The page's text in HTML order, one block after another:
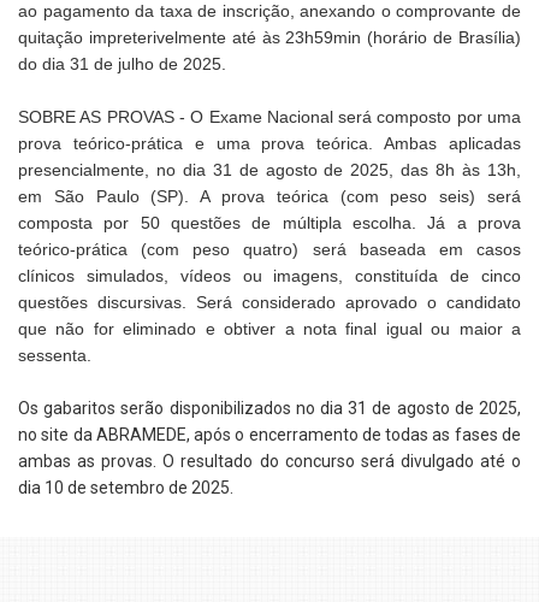
ao pagamento da taxa de inscrição, anexando o comprovante de
quitação impreterivelmente até às 23h59min (horário de Brasília)
do dia 31 de julho de 2025.
SOBRE AS PROVAS- O Exame Nacional será composto por uma
prova teórico-prática e uma prova teórica. Ambas aplicadas
presencialmente, no dia 31 de agosto de 2025, das 8h às 13h,
em São Paulo (SP). A prova teórica (com peso seis) será
composta por 50 questões de múltipla escolha. Já a prova
teórico-prática (com peso quatro) será baseada em casos
clínicos simulados, vídeos ou imagens, constituída de cinco
questões discursivas. Será considerado aprovado o candidato
que não for eliminado e obtiver a nota final igual ou maior a
sessenta.
Os gabaritos serão disponibilizados no dia 31 de agosto de 2025,
no site da ABRAMEDE, após o encerramento de todas as fases de
ambas as provas. O resultado do concurso será divulgado até o
dia 10 de setembro de 2025.